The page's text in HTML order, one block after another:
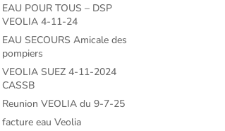
EAU POUR TOUS – DSP
VEOLIA 4-11-24
EAU SECOURS Amicale des
pompiers
VEOLIA SUEZ 4-11-2024
CASSB
Reunion VEOLIA du 9-7-25
facture eau Veolia